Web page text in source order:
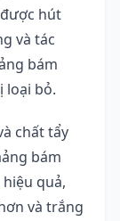
hút
và tác
bám
loại bỏ.
chất tẩy
bám
quả,
và trắng